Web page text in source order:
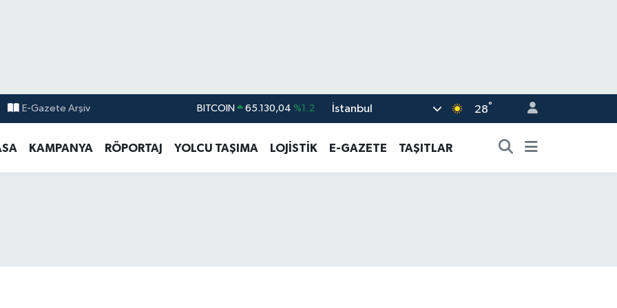
E-Gazete Arşiv
DOLAR 47,7106 %0.17
EURO 55,1652 %0.27
STERLİN 64,4046 %0.35
İstanbul 28°
KAMPANYA RÖPORTAJ YOLCU TAŞIMA LOJİSTİK E-GAZETE TAŞITLAR